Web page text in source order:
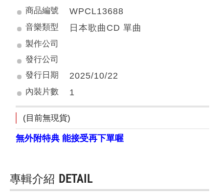
商品編號 WPCL13688
音樂類型 日本歌曲CD 單曲
製作公司
發行公司
發行日期
2025/10/22
內裝片數 1
(目前無現貨)
無外附特典 能接受再下單喔
專輯介紹 DETAIL